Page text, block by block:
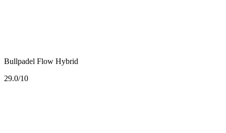
Bullpadel Flow Hybrid
29.0/10